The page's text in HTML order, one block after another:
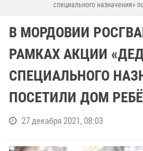
специального назначения»
В МОРДОВИИ
РАМКАХ АКЦИИ
СПЕЦИАЛЬНОГО
ПОСЕТИЛИ ДОМ
27 декабря 2021, 08:03